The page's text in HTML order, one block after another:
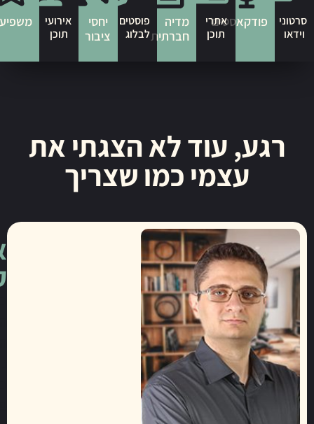
אתרי
תוכן
מדיה
פוסטים
לבלוג
יחסי
ציבור
אירועי
תוכן
משפיענים
עוד לא הצגתי את
כמו שצריך
קנבסקי